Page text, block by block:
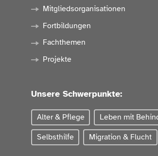
Mitgliedsorganisationen
Fortbildungen
Fachthemen
Projekte
Unsere Schwerpunkte:
Alter & Pflege Leben mit
Selbsthilfe Migration & Flucht